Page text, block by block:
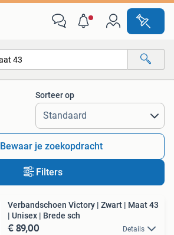
Alle afstanden…
Sorteer op
Bewaar je zoekopdracht
Filters
Verbandschoen Victory | Zwart | Maat 43
| Unisex | Brede sch
€ 89,00 Details